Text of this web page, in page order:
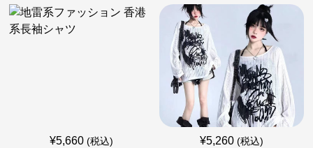
¥5,660 (税込) ¥5,260 (税込)